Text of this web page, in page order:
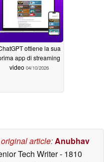
ottiene la sua
app di streaming
video 04/10/2026
original article:Anubhav
Tech Writer- 1810